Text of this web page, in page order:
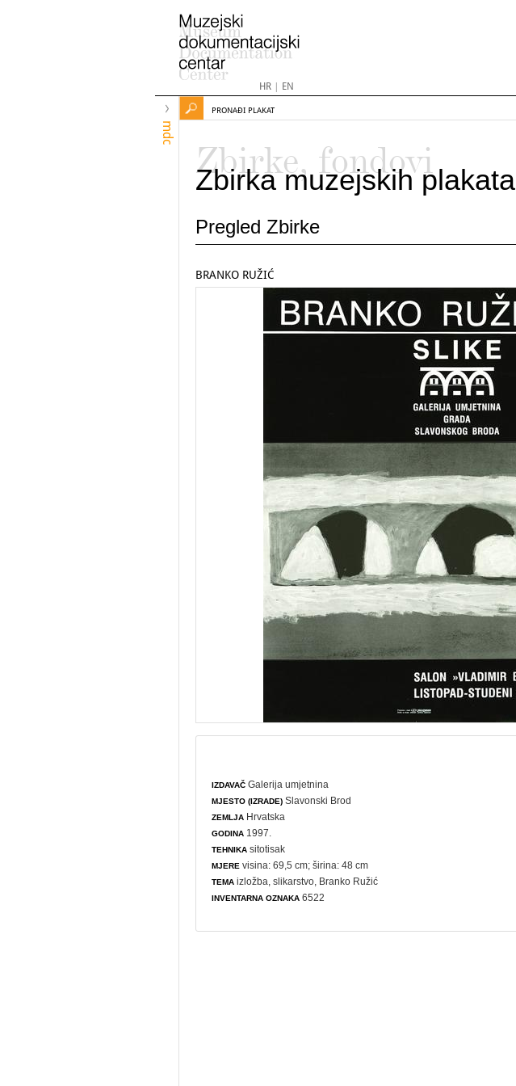
HR| EN
mdc
PRONAĐI PLAKAT
Zbirke, fondovi
Zbirka muzejskih plakata
Pregled Zbirke
BRANKO RUŽIĆ
IZDAVAČ Galerija umjetnina
MJESTO (IZRADE) Slavonski Brod
ZEMLJA Hrvatska
GODINA 1997.
TEHNIKA sitotisak
MJERE visina: 69,5 cm; širina: 48 cm
TEMA izložba ,slikarstvo , Branko Ružić
INVENTARNA OZNAKA 6522